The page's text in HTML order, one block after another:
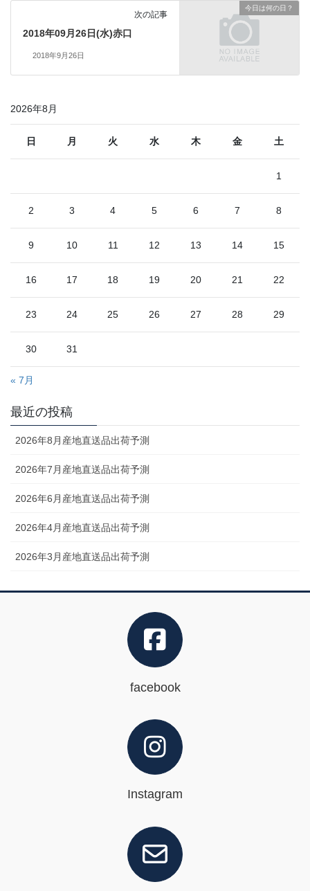
今日は何の日？
次の記事
2018年09月26日(水)赤口
2018年9月26日
2026年8月
日 月 火 水 木 金 土
1
2 3 4 5 6 7 8
9 10 11 12 13 14 15
16 17 18 19 20 21 22
23 24 25 26 27 28 29
30 31
« 7月
最近の投稿
2026年8月産地直送品出荷予測
2026年7月産地直送品出荷予測
2026年6月産地直送品出荷予測
2026年4月産地直送品出荷予測
2026年3月産地直送品出荷予測
facebook
Instagram